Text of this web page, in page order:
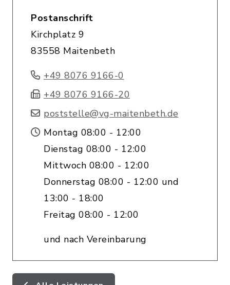
Postanschrift
Kirchplatz 9
83558 Maitenbeth
+49 8076 9166-0
+49 8076 9166-20
poststelle@vg-maitenbeth.de
Montag 08:00 - 12:00
Dienstag 08:00 - 12:00
Mittwoch 08:00 - 12:00
Donnerstag 08:00 - 12:00 und
13:00 - 18:00
Freitag 08:00 - 12:00
und nach Vereinbarung